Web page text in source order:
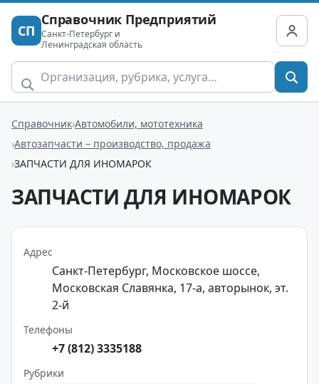
СП
Справочник Предприятий
Санкт-Петербург и
Ленинградская область
Справочник Автомобили, мототехника
Автозапчасти – производство, продажа
ЗАПЧАСТИ ДЛЯ ИНОМАРОК
ЗАПЧАСТИ ДЛЯ ИНОМАРОК
Адрес
Санкт-Петербург, Московское шоссе,
Московская Славянка, 17-а, авторынок, эт.
2-й
Телефоны
+7 (812) 3335188
Рубрики